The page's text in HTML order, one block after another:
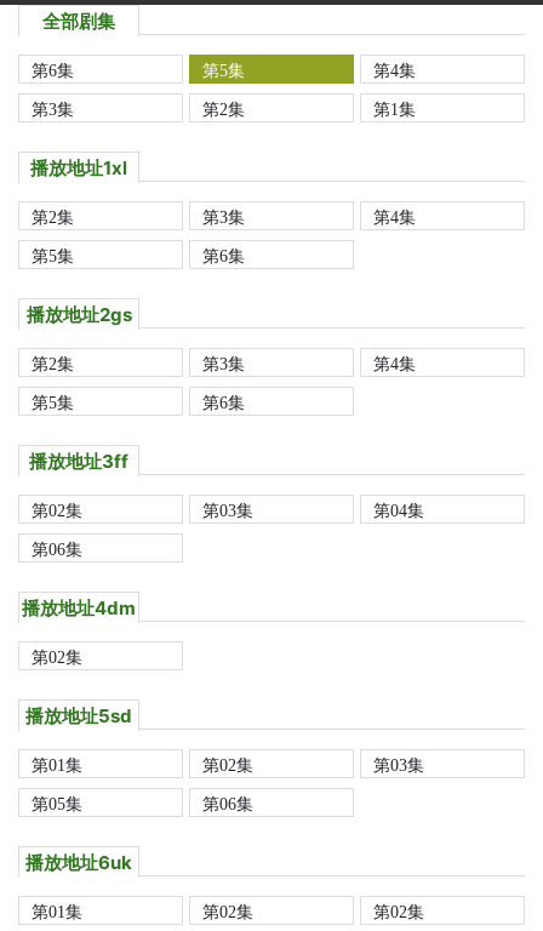
全部剧集
第6集 第5集
第4集
第3集
第2集 第1集
播放地址1xl
第2集 第3集
第4集
第5集
第6集
播放地址2gs
第2集 第3集
第4集
第5集
第6集
播放地址3ff
第02集 第03集
第04集
第06集
播放地址4dm
第02集
播放地址5sd
第01集 第02集
第03集
第05集
第06集
播放地址6uk
第01集 第02集
第02集